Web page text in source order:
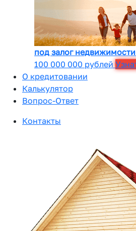
под залог недвижимости
100 000 000 рублей
О кредитовании
Калькулятор
Вопрос-Ответ
Контакты